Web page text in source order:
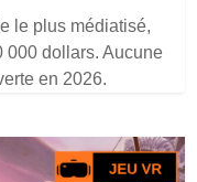
le plus médiatisé,
000 dollars. Aucune
en 2026.